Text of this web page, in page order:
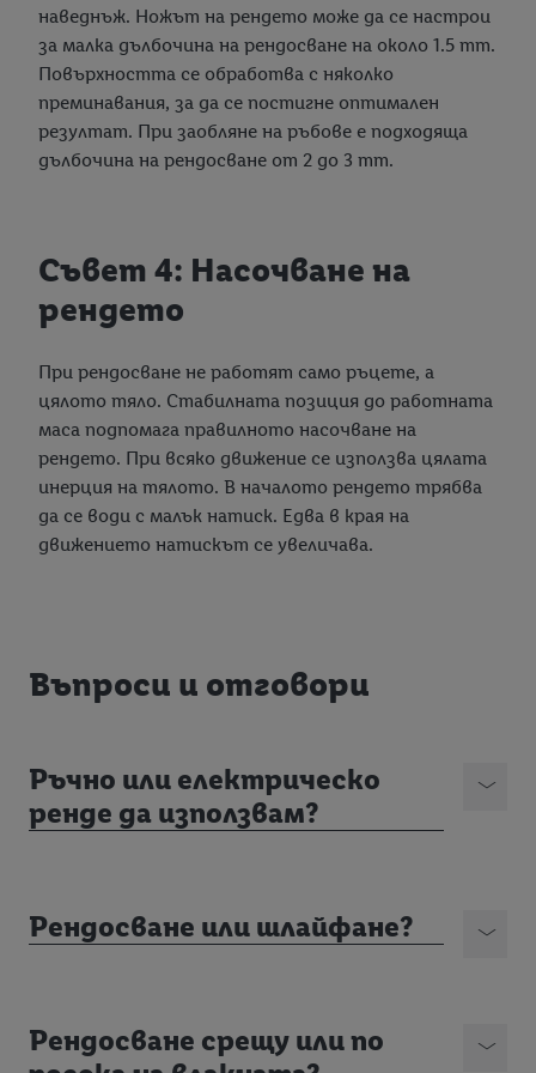
наведнъж. Ножът на рендето може да се настрои
за малка дълбочина на рендосване на около 1.5 mm.
Повърхността се обработва с няколко
преминавания, за да се постигне оптимален
резултат. При заобляне на ръбове е подходяща
дълбочина на рендосване от 2 до 3 mm.
Съвет 4: Насочване на
рендето
При рендосване не работят само ръцете, а
цялото тяло. Стабилната позиция до работната
маса подпомага правилното насочване на
рендето. При всяко движение се използва цялата
инерция на тялото. В началото рендето трябва
да се води с малък натиск. Едва в края на
движението натискът се увеличава.
Въпроси и отговори
Ръчно или електрическо
ренде да използвам?
Рендосване или шлайфане?
Рендосване срещу или по
обработване за всички горепосочени цели. Допълнителна
информация, включително за периода на съхранение на
данните и правото Ви да оттеглите съгласието си по
всяко време с действие за в бъдеще, можете да намерите в
нашатаполитика за поверителност.Можете да
намерите правната информация за оператора на сайта